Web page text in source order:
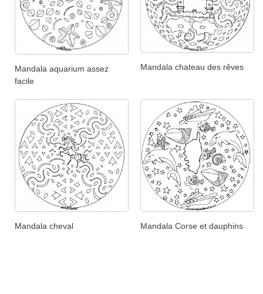
Mandala aquarium assez
facile
Mandala chateau des rêves
Mandala cheval Mandala Corse et dauphins